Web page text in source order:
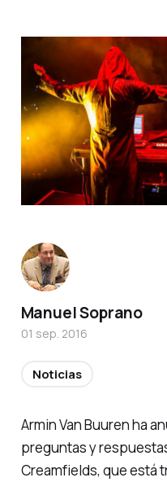
Armin Van Buuren ha
preguntas y
Creamfields, que está
Manuel Soprano
01 sep. 2016
Noticias